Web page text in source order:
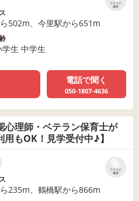
リストに
保存
502m、今里駅から651m
生 中学生
電話で聞く
050-1807-4636
心理師・ベテラン保育士が
もOK！見学受付中♪】
リストに
保存
235m、鶴橋駅から866m